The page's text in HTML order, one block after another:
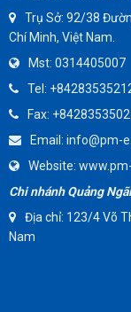
WEFLO
SENSUS
TOMOE
SUNPASS
AMMETE
Trụ Sở: 92/38
Chí Minh, Việt Nam.
Mst: 0314405007
Tel:
Fax:
Email: info@pm-
Website:
Chi nhánh Quảng
Địa chỉ: 123/4 Võ
Nam